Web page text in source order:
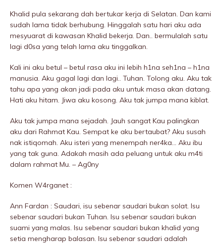
Khalid pula sekarang dah bertukar kerja di Selatan. Dan kami
sudah lama tidak berhubung. Hinggalah satu hari aku ada
mesyuarat di kawasan Khalid bekerja. Dan.. bermulalah satu
lagi d0sa yang telah lama aku tinggalkan.
Kali ini aku betul – betul rasa aku ini lebih h1na seh1na – h1na
manusia. Aku gagal lagi dan lagi.. Tuhan. Tolong aku. Aku tak
tahu apa yang akan jadi pada aku untuk masa akan datang.
Hati aku hitam. Jiwa aku kosong. Aku tak jumpa mana kiblat.
Aku tak jumpa mana sejadah. Jauh sangat Kau palingkan
aku dari Rahmat Kau. Sempat ke aku bertaubat? Aku susah
nak istiqomah. Aku isteri yang menempah ner4ka… Aku ibu
yang tak guna. Adakah masih ada peluang untuk aku m4ti
dalam rahmat Mu. – Ag0ny
Komen W4rganet :
Ann Fardan : Saudari, isu sebenar saudari bukan solat. Isu
sebenar saudari bukan Tuhan. Isu sebenar saudari bukan
suami yang malas. Isu sebenar saudari bukan khalid yang
setia mengharap baIasan. Isu sebenar saudari adalah